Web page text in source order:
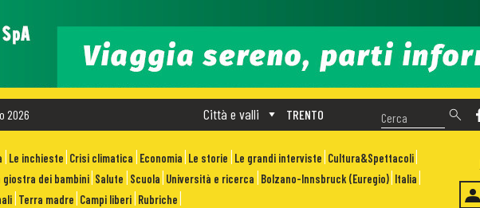
2026 TRENTO
Città e valli
Le inchieste Crisi climatica Economia Le storie Le grandi interviste Cultura&Spettacoli
giostra dei bambini Salute Scuola Università e ricerca Bolzano-Innsbruck (Euregio) Italia
Terra madre Campi liberi Rubriche